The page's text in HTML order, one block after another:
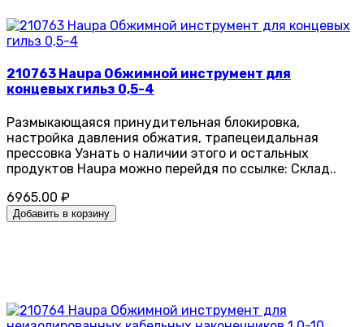
210763 Haupa Обжимной инструмент для
концевых гильз 0,5-4
Pазмыкающаяся принудительная блокировка,
настройка давления обжатия, трапецеидальная
прессовка Узнать о наличии этого и остальных
продуктов Haupa можно перейдя по ссылке: Склад..
6965.00 ₽
Добавить в корзину